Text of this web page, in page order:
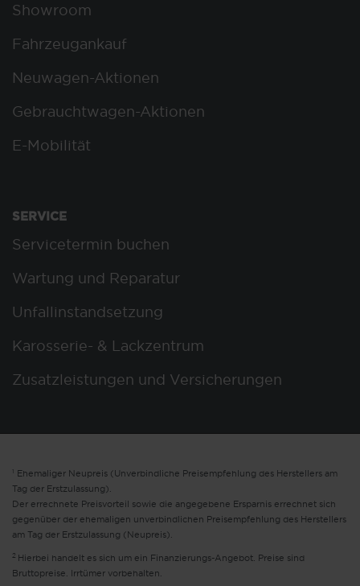
Showroom
Fahrzeugankauf
Neuwagen-Aktionen
Gebrauchtwagen-Aktionen
E-Mobilität
SERVICE
Servicetermin buchen
Wartung und Reparatur
Unfallinstandsetzung
Karosserie- & Lackzentrum
Zusatzleistungen und Versicherungen
1 Ehemaliger Neupreis (Unverbindliche Preisempfehlung des Herstellers am
Tag der Erstzulassung).
Der errechnete Preisvorteil sowie die angegebene Ersparnis errechnet sich
gegenüber der ehemaligen unverbindlichen Preisempfehlung des Herstellers
am Tag der Erstzulassung (Neupreis).
2 Hierbei handelt es sich um ein Finanzierungs-Angebot. Preise sind
Bruttopreise. Irrtümer vorbehalten.